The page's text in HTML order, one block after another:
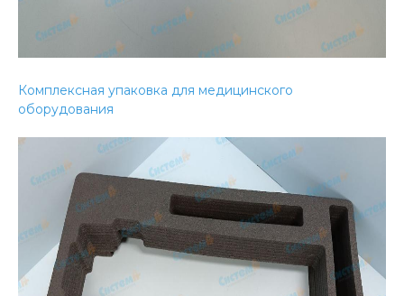
Комплексная упаковка для медицинского
оборудования